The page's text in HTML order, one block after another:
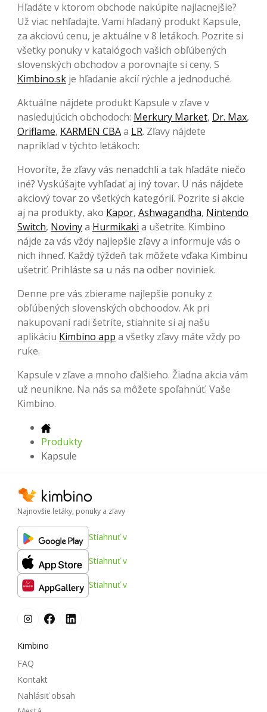
Hľadáte v ktorom obchode nakúpite najlacnejšie?
Už viac nehľadajte. Vami hľadaný produkt Kapsule,
za akciovú cenu, je aktuálne v 8 letákoch. Pozrite si
všetky ponuky v katalógoch vašich obľúbených
slovenských obchodov a porovnajte si ceny. S
Kimbino.sk je hľadanie akcií rýchle a jednoduché.
Aktuálne nájdete produkt Kapsule v zľave v
nasledujúcich obchodoch: Merkury Market, Dr. Max,
Oriflame, KARMEN CBAa LR. Zľavy nájdete
napríklad v týchto letákoch:
Hovoríte, že zľavy vás nenadchli a tak hľadáte niečo
iné? Vyskúšajte vyhľadať aj iný tovar. U nás nájdete
akciový tovar zo všetkých kategórií. Pozrite si akcie
aj na produkty, ako Kapor, Ashwagandha, Nintendo
Switch, Novinya Hurmikaki a ušetrite. Kimbino
nájde za vás vždy najlepšie zľavy a informuje vás o
nich ihneď. Každý týždeň tak môžete vďaka Kimbinu
ušetriť. Prihláste sa u nás na odber noviniek.
Denne pre vás zbierame najlepšie ponuky z
obľúbených slovenských obchoodov. Ak pri
nakupovaní radi šetríte, stiahnite si aj našu
aplikáciu Kimbino app a všetky zľavy máte vždy po
ruke.
Kapsule v zľave a mnoho ďalšieho. Žiadna akcia vám
už neunikne. Na nás sa môžete spoľahnúť. Vaše
Kimbino.
Produkty
Kapsule
Najnovšie letáky, ponuky a zľavy
Stiahnuť v
Stiahnuť v
Stiahnuť v
Kimbino
FAQ
Kontakt
Nahlásiť obsah